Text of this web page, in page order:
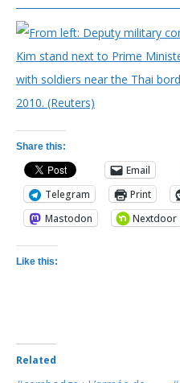
Share this:
Email
Telegram
Print
Mastodon
Nextdoor
Like this:
Related